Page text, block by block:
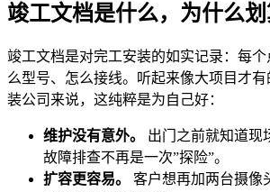
竣工文档是什么，为什么
竣工文档是对完工安装的如实记录：每
么型号、怎么接线。听起来像大项目才
装公司来说，这纯粹是为自己好：
维护没有意外。
出门之前就知道现
故障排查不再是一次”探险”。
扩容更容易。
客户想再加两台摄像